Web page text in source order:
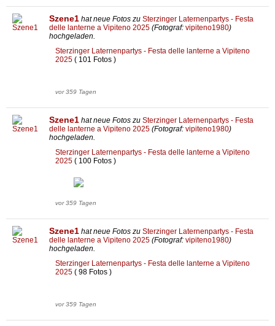
Szene1 hat neue Fotos zu Sterzinger Laternenpartys - Festa
delle lanterne a Vipiteno 2025 (Fotograf: vipiteno1980)
hochgeladen.
Sterzinger Laternenpartys - Festa delle lanterne a Vipiteno
2025 ( 101 Fotos )
vor 359 Tagen
Szene1 hat neue Fotos zu Sterzinger Laternenpartys - Festa
delle lanterne a Vipiteno 2025 (Fotograf: vipiteno1980)
hochgeladen.
Sterzinger Laternenpartys - Festa delle lanterne a Vipiteno
2025 ( 100 Fotos )
vor 359 Tagen
Szene1 hat neue Fotos zu Sterzinger Laternenpartys - Festa
delle lanterne a Vipiteno 2025 (Fotograf: vipiteno1980)
hochgeladen.
Sterzinger Laternenpartys - Festa delle lanterne a Vipiteno
2025 ( 98 Fotos )
vor 359 Tagen